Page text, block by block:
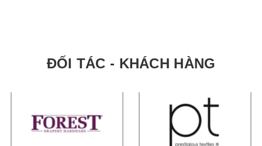
ĐỐI TÁC - KHÁCH HÀNG